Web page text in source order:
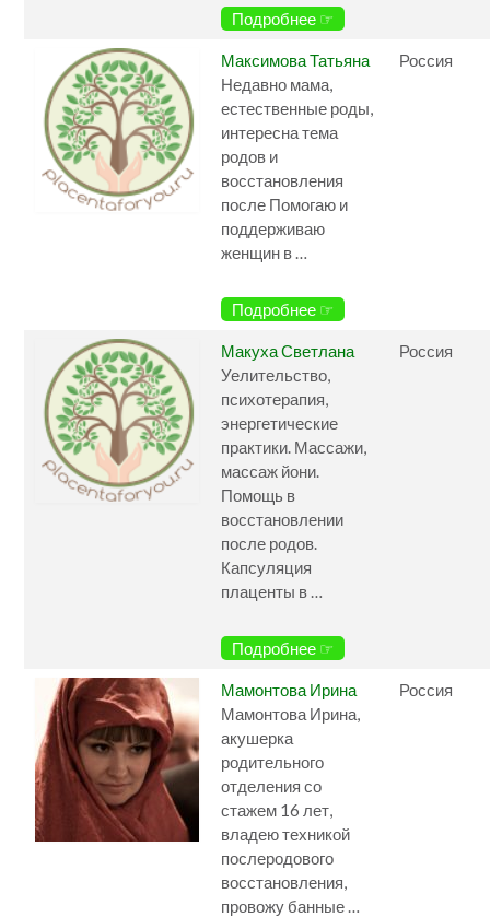
Подробнее ☞
Максимова Татьяна
Недавно мама,
естественные роды,
интересна тема
родов и
восстановления
после Помогаю и
поддерживаю
женщин в …
Подробнее ☞
Россия
Макуха Светлана
Уелительство,
психотерапия,
энергетические
практики. Массажи,
массаж йони.
Помощь в
восстановлении
после родов.
Капсуляция
плаценты в …
Подробнее ☞
Россия
Мамонтова Ирина
Мамонтова Ирина,
акушерка
родительного
отделения со
стажем 16 лет,
владею техникой
послеродового
восстановления,
провожу банные …
Россия